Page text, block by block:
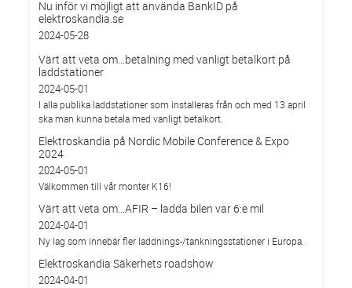
Nu inför vi möjligt att använda BankID på
elektroskandia.se
2024-05-28
Värt att veta om…betalning med vanligt betalkort på
laddstationer
2024-05-01
I alla publika laddstationer som installeras från och med 13 april
ska man kunna betala med vanligt betalkort.
Elektroskandia på Nordic Mobile Conference & Expo
2024
2024-05-01
Välkommen till vår monter K16!
Värt att veta om...AFIR – ladda bilen var 6:e mil
2024-04-01
Ny lag som innebär fler laddnings-/tankningsstationer i Europa.
Elektroskandia Säkerhets roadshow
2024-04-01